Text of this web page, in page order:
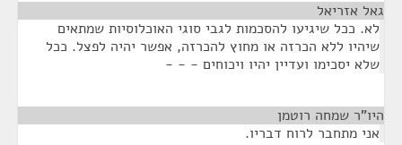
גאל אזריאל
לא. ככל שיגיעו להסכמות לגבי סוגי האוכלוסיות שמתאים
שיהיו ללא הכרזה או מחוץ להכרזה, אפשר יהיה לפצל. ככל
שלא יסכימו ועדיין יהיו ויכוחים - - -
היו"ר שמחה רוטמן
אני מתחבר לרוח דבריו.